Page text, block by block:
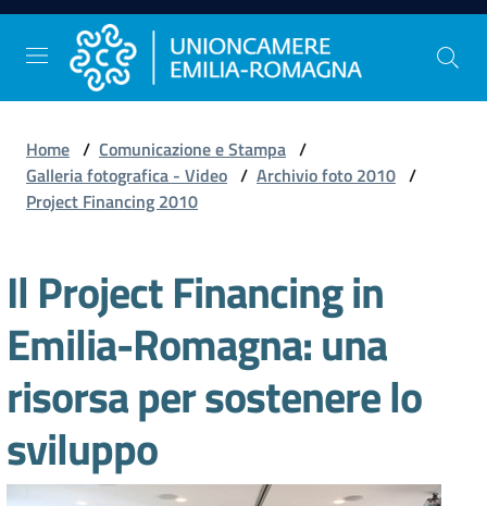
Vai al contenuto
Vai alla navigazione
Vai al footer
Comunicazione
e
Studi
e
Statistica
Orientamento
al
Home / Comunicazione e Stampa /
Galleria fotografica - Video / Archivio foto 2010 /
Project Financing 2010
Il Project Financing in
Emilia-Romagna: una
risorsa per sostenere lo
sviluppo